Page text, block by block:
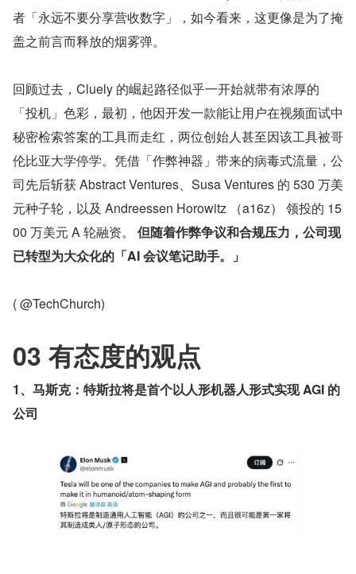
者「永远不要分享营收数字」，如今看来，这更像是为了掩
盖之前言而释放的烟雾弹。
回顾过去，Cluely 的崛起路径似乎一开始就带有浓厚的
「投机」色彩，最初，他因开发一款能让用户在视频面试中
秘密检索答案的工具而走红，两位创始人甚至因该工具被哥
伦比亚大学停学。凭借「作弊神器」带来的病毒式流量，公
司先后斩获 Abstract Ventures、Susa Ventures 的 530 万美
元种子轮，以及 Andreessen Horowitz （a16z） 领投的 15
00 万美元 A 轮融资。 但随着作弊争议和合规压力，公司现
已转型为大众化的「AI 会议笔记助手。」
( @TechChurch)
03 有态度的观点
1、马斯克：特斯拉将是首个以人形机器人形式实现 AGI 的
公司